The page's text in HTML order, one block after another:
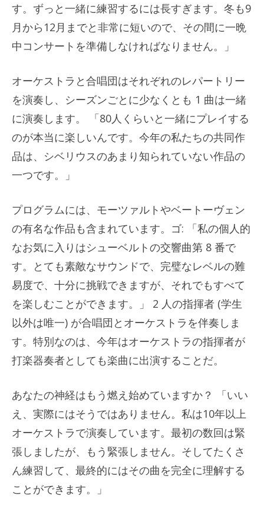
す。ずっと一緒に練習するには長すぎます。冬も9
月から12月までと非常に短いので、その間に一晩
中コンサートを準備しなければなりません。」
オーケストラと合唱団はそれぞれのレパートリー
を演奏し、シーズンごとに少なくとも 1 曲は一緒
に演奏します。 「80人くらいと一緒にプレイする
のが本当に楽しいんです。今年の私たちの共同作
品は、シベリウスのあまり知られていない作品の
一つです。」
プログラムには、モーツァルトやベートーヴェン
の有名な作品も含まれています。ゴ: 「私の個人的
なお気に入りはシューベルトの交響曲第 8 番で
す。とても素敵なサウンドで、完璧なレベルの難
易度で、十分に挑戦できますが、それでもすべて
を楽しむことができます。」 2 人の指揮者 (学生
以外は唯一) が合唱団とオーケストラを伴奏しま
す。特別なのは、今年はオーケストラの指揮者が
打楽器奏者としても楽曲に出演することだ。
あなたの神経はもう燃え始めていますか？ 「いい
え、実際にはそうではありません。私は10年以上
オーケストラで演奏しています。最初の数回は緊
張しましたが、もう緊張しません。そしてたくさ
ん練習して、最終的にはその曲を完全に理解する
ことができます。」